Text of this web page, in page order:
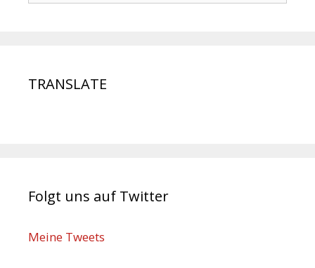
TRANSLATE
Folgt uns auf Twitter
Meine Tweets